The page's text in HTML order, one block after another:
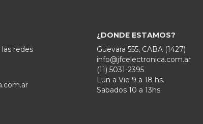
redes
¿DONDE ESTAMOS?
Guevara 555, CABA (1427)
info@jfcelectronica.com.ar
(11) 5031-2395
Lun a Vie 9 a 18 hs.
Sabados 10 a 13hs